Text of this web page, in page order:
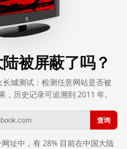
被屏蔽了吗？
城测试：检测任意网站是否被
，历史记录可追溯到 2011 年。
查询
址中，有 28% 目前在中国大陆